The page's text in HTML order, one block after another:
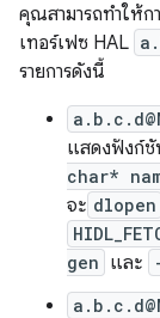
คุณสามารถทำให้ก
เทอร์เฟซ HAL
รายการดังนี้
แสดงฟังก์
char*
จะ dlopen
gen และ